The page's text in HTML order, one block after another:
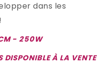
dans les
- 250W
DISPONIBLE À LA VENTE